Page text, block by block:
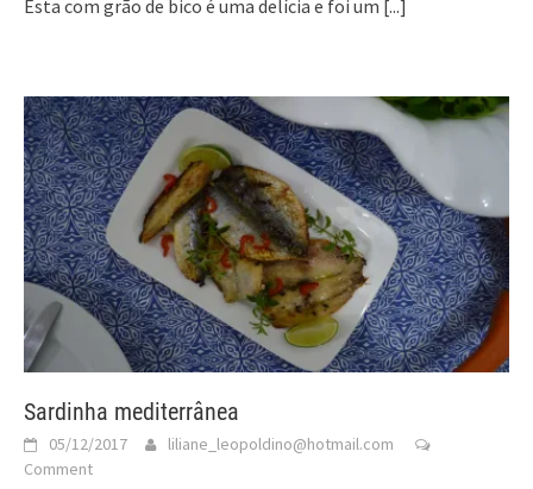
Esta com grão de bico é uma delícia e foi um [...]
Sardinha mediterrânea
05/12/2017
liliane_leopoldino@hotmail.com
Comment